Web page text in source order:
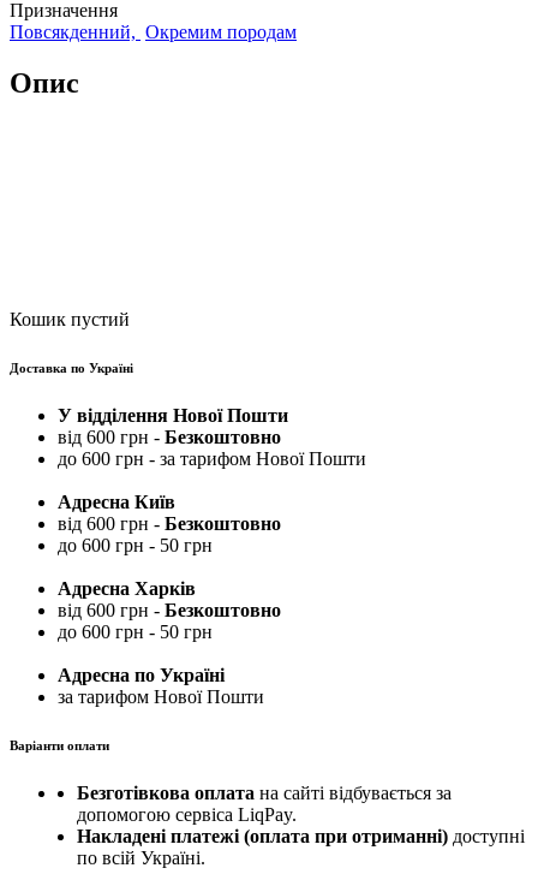
Призначення
Повсякденний, Окремим породам
Опис
Кошик пустий
Доставка по Україні
У відділення Нової Пошти
від 600 грн - Безкоштовно
до 600 грн - за тарифом Нової Пошти
Адресна Київ
від 600 грн - Безкоштовно
до 600 грн - 50 грн
Адресна Харків
від 600 грн - Безкоштовно
до 600 грн - 50 грн
Адресна по Україні
за тарифом Нової Пошти
Варіанти оплати
Безготівкова оплата на сайті відбувається за
допомогою сервіса LiqPay.
Накладені платежі (оплата при отриманні) доступні
по всій Україні.